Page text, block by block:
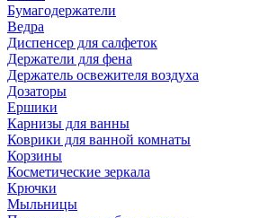
Бумагодержатели
Ведра
Диспенсер для салфеток
Держатели для фена
Держатель освежителя воздуха
Дозаторы
Ершики
Карнизы для ванны
Коврики для ванной комнаты
Корзины
Косметические зеркала
Крючки
Мыльницы